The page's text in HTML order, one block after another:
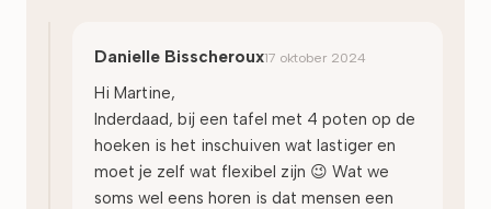
Danielle Bisscheroux17 oktober 2024
Hi Martine,
Inderdaad, bij een tafel met 4 poten op de
hoeken is het inschuiven wat lastiger en
moet je zelf wat flexibel zijn 😉 Wat we
soms wel eens horen is dat mensen een